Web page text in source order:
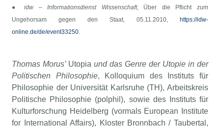
●idw – Informationsdienst Wissenschaft, Über die Pflicht zum
Ungehorsam gegen den Staat, 05.11.2010,
https://idw-
online.de/de/event33250.
Thomas Morus’ Utopia und das Genre der Utopie in der
Politischen Philosophie, Kolloquium des Instituts für
Philosophie der Universität Karlsruhe (TH), Arbeitskreis
Politische Philosophie (polphil), sowie des Instituts für
Kulturforschung Heidelberg (vormals European Institute
for International Affairs), Kloster Bronnbach / Taubertal,